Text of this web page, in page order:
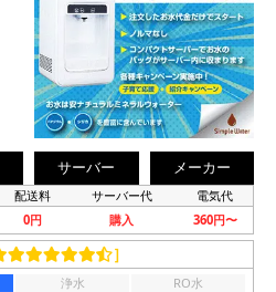
サーバー メーカー
配送料 サーバー代 電気代
0円 購入 360円〜
］
浄水
RO水